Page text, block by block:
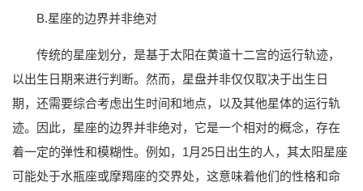
B.星座的边界并非绝对
传统的星座划分，是基于太阳在黄道十二宫的运行轨迹，
以出生日期来进行判断。然而，星盘并非仅仅取决于出生日
期，还需要综合考虑出生时间和地点，以及其他星体的运行轨
迹。因此，星座的边界并非绝对，它是一个相对的概念，存在
着一定的弹性和模糊性。例如，1月25日出生的人，其太阳星座
可能处于水瓶座或摩羯座的交界处，这意味着他们的性格和命